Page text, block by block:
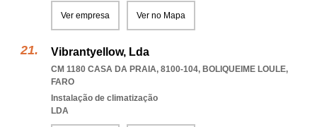
Ver empresa Ver no Mapa
Vibrantyellow, Lda
CM 1180 CASA DA PRAIA, 8100-104, BOLIQUEIME LOULE,
FARO
Instalação de climatização
LDA